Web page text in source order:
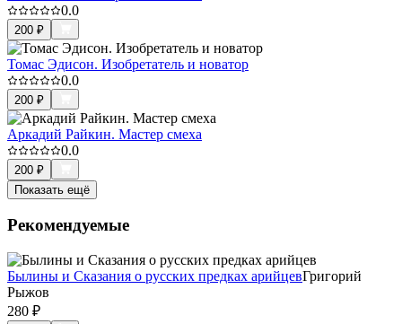
0.0
200 ₽
Томас Эдисон. Изобретатель и новатор
0.0
200 ₽
Аркадий Райкин. Мастер смеха
0.0
200 ₽
Показать ещё
Рекомендуемые
Былины и Сказания о русских предках арийцевГригорий
Рыжов
280 ₽